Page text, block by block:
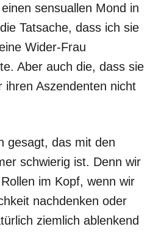
sensuallen Mond in
Tatsache, dass ich sie
Wider-Frau
Aber auch die, dass sie
ihren Aszendenten nicht
gesagt, das mit den
schwierig ist. Denn wir
im Kopf, wenn wir
nachdenken oder
ziemlich ablenkend